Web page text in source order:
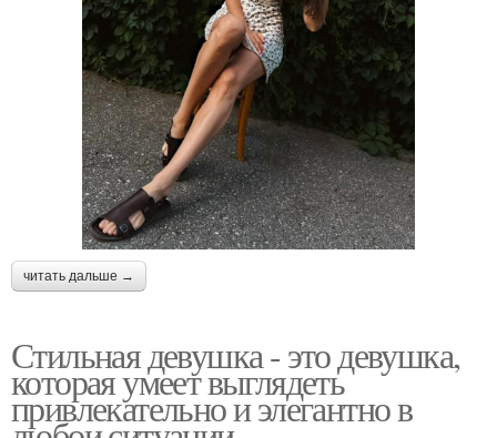
читать дальше →
Стильная девушка - это девушка,
которая умеет выглядеть
привлекательно и элегантно в